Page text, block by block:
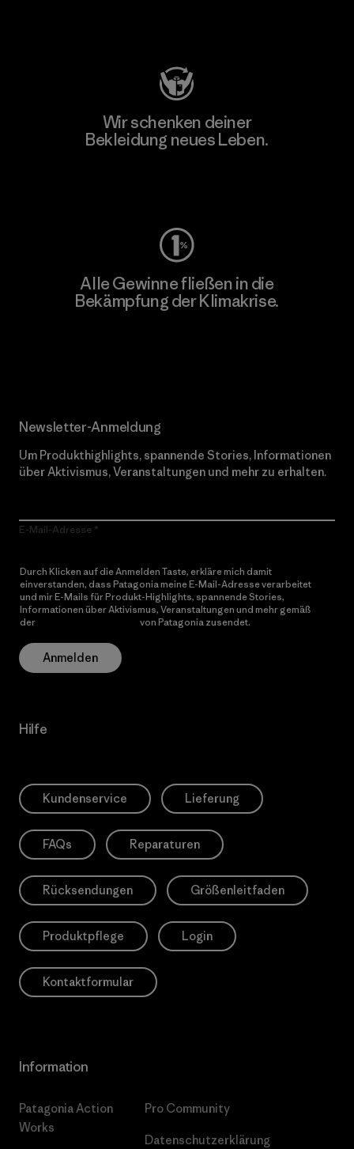
Wir schenken deiner
Bekleidung neues Leben.
Alle Gewinne fließen in die
Bekämpfung der Klimakrise.
Newsletter-Anmeldung
Um Produkthighlights, spannende Stories, Informationen
über Aktivismus, Veranstaltungen und mehr zu erhalten.
E-Mail-Adresse
Durch Klicken auf die Anmelden Taste, erkläre mich damit
einverstanden, dass Patagonia meine E-Mail-Adresse verarbeitet
und mir E-Mails für Produkt-Highlights, spannende Stories,
Informationen über Aktivismus, Veranstaltungen und mehr gemäß
der
von Patagonia zusendet.
Anmelden
Hilfe
Kundenservice Lieferung
FAQs Reparaturen
Rücksendungen Größenleitfaden
Produktpflege Login
Kontaktformular
Information
Patagonia Action
Works
Pro Community
Datenschutzerklärung